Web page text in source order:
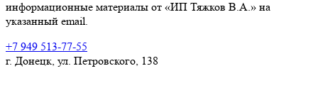
информационные материалы от «ИП Тяжков В.А.» на
указанный email.
+7 949 513-77-55
г. Донецк, ул. Петровского, 138